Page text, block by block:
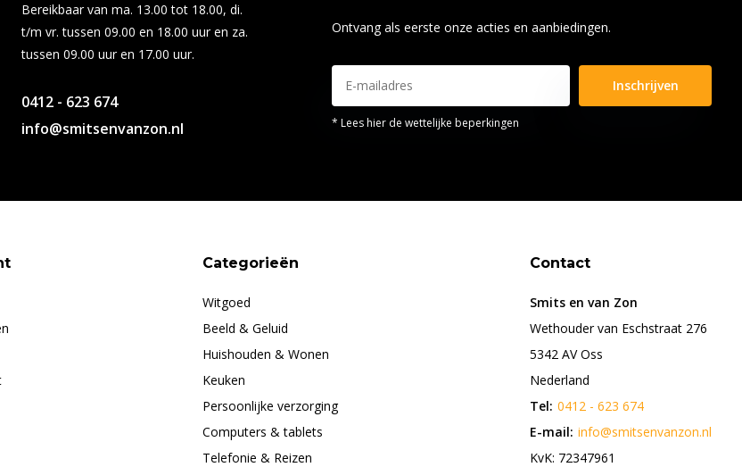
Bereikbaar van ma. 13.00 tot 18.00, di.
t/m vr. tussen 09.00 en 18.00 uur en za.
tussen 09.00 uur en 17.00 uur.
0412 - 623 674
info@smitsenvanzon.nl
Ontvang als eerste onze acties en aanbiedingen.
Inschrijven
* Lees hier de wettelijke beperkingen
Categorieën
Witgoed
Beeld & Geluid
Huishouden & Wonen
Keuken
Persoonlijke verzorging
Computers & tablets
Telefonie & Reizen
Contact
Smits en van Zon
Wethouder van Eschstraat 276
5342 AV Oss
Nederland
Tel: 0412 - 623 674
E-mail: info@smitsenvanzon.nl
KvK: 72347961